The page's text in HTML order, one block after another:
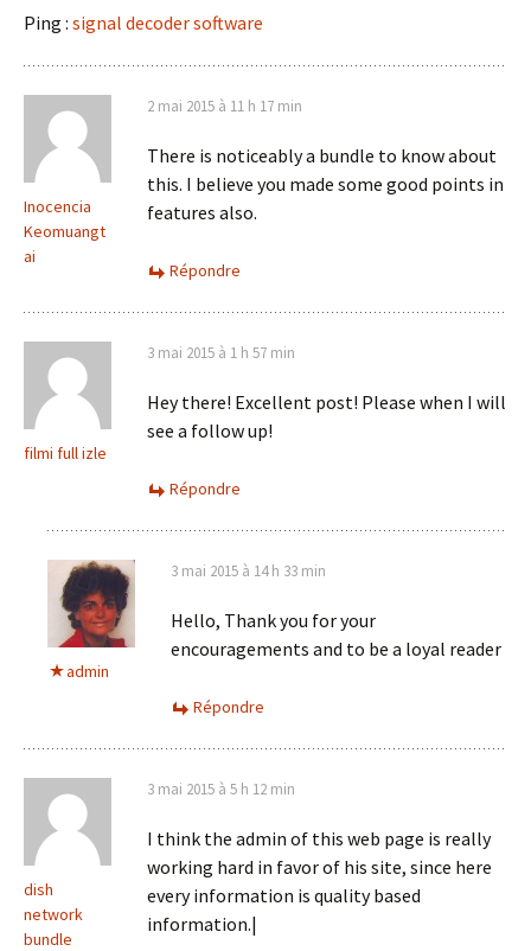
Ping : signal decoder software
Inocencia
Keomuangt
ai
2 mai 2015 à 11 h 17 min
There is noticeably a bundle to know about
this. I believe you made some good points in
features also.
Répondre
filmi full izle
3 mai 2015 à 1 h 57 min
Hey there! Excellent post! Please when I will
see a follow up!
Répondre
admin
3 mai 2015 à 14 h 33 min
Hello, Thank you for your
encouragements and to be a loyal reader
Répondre
dish
network
bundle
3 mai 2015 à 5 h 12 min
I think the admin of this web page is really
working hard in favor of his site, since here
every information is quality based
information.|